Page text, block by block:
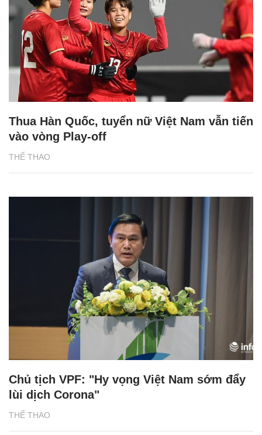
THỂ THAO
Thua Hàn Quốc, tuyển nữ Việt Nam vẫn tiến
vào vòng Play-off
THỂ THAO
Chủ tịch VPF: "Hy vọng Việt Nam sớm đẩy
lùi dịch Corona"